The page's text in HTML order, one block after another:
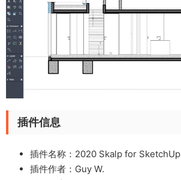
插件信息
插件名称：2020 Skalp for SketchUp
插件作者：Guy W.